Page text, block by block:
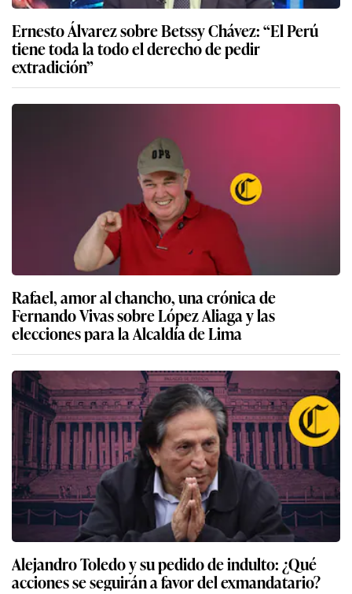
Ernesto Álvarez sobre Betssy Chávez: “El Perú
tiene toda la todo el derecho de pedir
extradición”
Rafael, amor al chancho, una crónica de
Fernando Vivas sobre López Aliaga y las
elecciones para la Alcaldía de Lima
Alejandro Toledo y su pedido de indulto: ¿Qué
acciones se seguirán a favor del exmandatario?